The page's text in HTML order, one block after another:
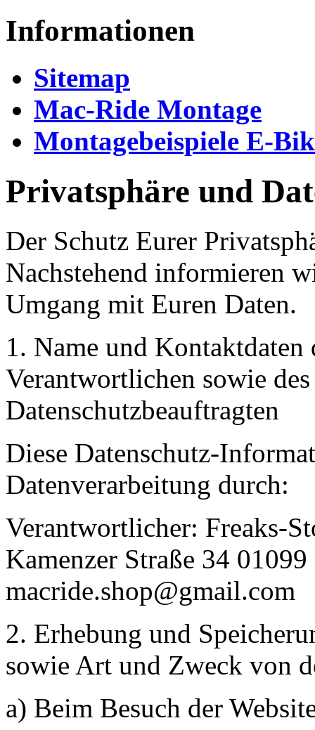
Informationen
Sitemap
Mac-Ride Montage
Montagebeispiele E-
Privatsphäre und
Der Schutz Eurer
Nachstehend informieren
Umgang mit Euren Daten.
1. Name und
Verantwortlichen sowie
Datenschutzbeauftragten
Diese Datenschutz-
Datenverarbeitung durch:
Verantwortlicher: Freaks-
Kamenzer Straße 34
macride.shop@gmail.com
2. Erhebung und
sowie Art und Zweck von
a) Beim Besuch der